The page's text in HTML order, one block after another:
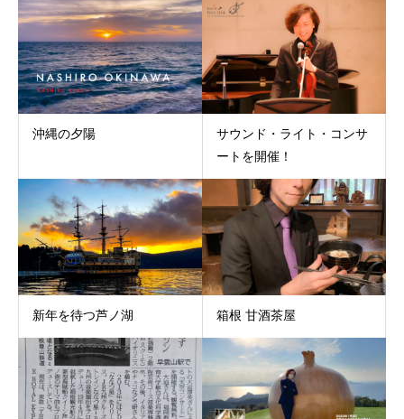
沖縄の夕陽
サウンド・ライト・コンサ
ートを開催！
新年を待つ芦ノ湖 箱根 甘酒茶屋